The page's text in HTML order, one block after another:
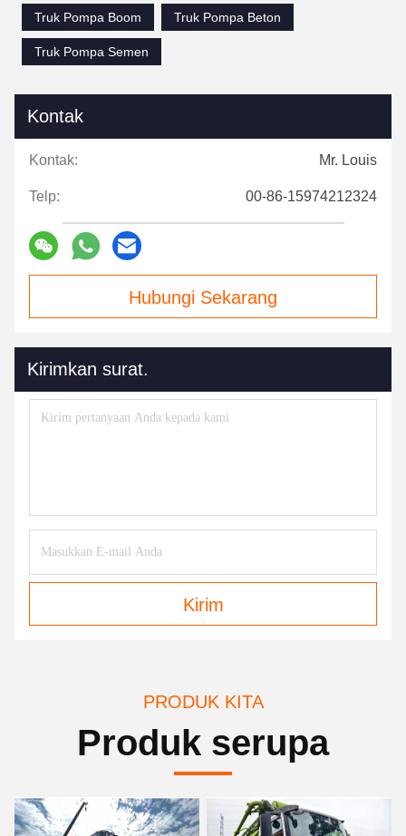
Truk Pompa Boom
Truk Pompa Beton
Truk Pompa Semen
Kontak
Kontak: Mr. Louis
Telp: 00-86-15974212324
Hubungi Sekarang
Kirimkan surat.
Kirim
PRODUK KITA
Produk serupa